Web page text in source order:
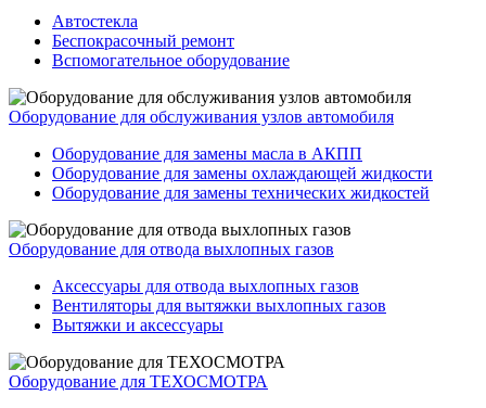
Автостекла
Беспокрасочный ремонт
Вспомогательное оборудование
Оборудование для обслуживания узлов автомобиля
Оборудование для замены масла в АКПП
Оборудование для замены охлаждающей жидкости
Оборудование для замены технических жидкостей
Оборудование для отвода выхлопных газов
Аксессуары для отвода выхлопных газов
Вентиляторы для вытяжки выхлопных газов
Вытяжки и аксессуары
Оборудование для ТЕХОСМОТРА